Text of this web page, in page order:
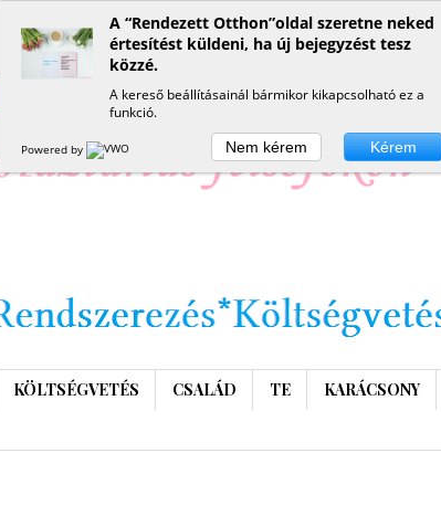
KÖLTSÉGVETÉS CSALÁD TE KARÁCSONY
A “Rendezett Otthon”oldal szeretne neked
értesítést küldeni, ha új bejegyzést tesz
közzé.
A kereső beállításainál bármikor kikapcsolható ez a
funkció.
Powered by Nem kérem Kérem